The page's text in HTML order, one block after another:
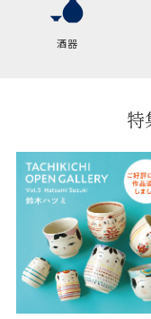
酒器
特